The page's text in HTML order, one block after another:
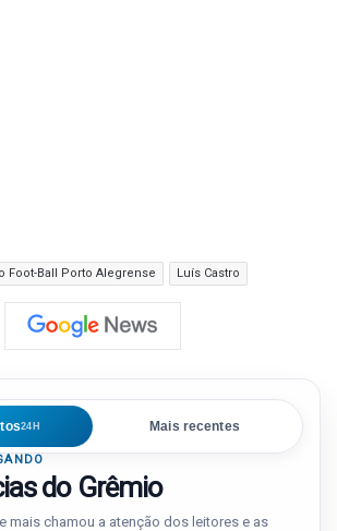
Foot-Ball Porto Alegrense Luís Castro
24H Mais recentes
do Grêmio
mais chamou a atenção dos leitores e as